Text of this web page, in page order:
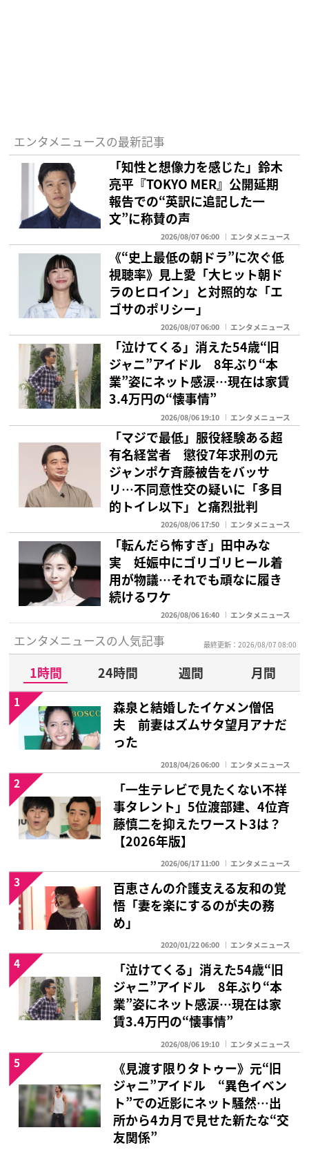
エンタメニュースの最新記事
「知性と想像力を感じた」鈴木
亮平『TOKYO MER』公開延期
報告での“英訳に追記した一
文”に称賛の声
2026/08/07 06:00 エンタメニュース
《“史上最低の朝ドラ”に次ぐ低
視聴率》見上愛「大ヒット朝ド
ラのヒロイン」と対照的な「エ
ゴサのポリシー」
2026/08/07 06:00 エンタメニュース
「泣けてくる」消えた54歳“旧
ジャニ”アイドル 8年ぶり“本
業”姿にネット感涙…現在は家賃
3.4万円の“懐事情”
2026/08/06 19:10 エンタメニュース
「マジで最低」服役経験ある超
有名経営者 懲役7年求刑の元
ジャンポケ斉藤被告をバッサ
リ…不同意性交の疑いに「多目
的トイレ以下」と痛烈批判
2026/08/06 17:50 エンタメニュース
「転んだら怖すぎ」田中みな
実 妊娠中にゴリゴリヒール着
用が物議…それでも頑なに履き
続けるワケ
2026/08/06 16:40 エンタメニュース
エンタメニュースの人気記事 最終更新：2026/08/07 08:00
1時間 24時間 週間
月間
森泉と結婚したイケメン僧侶
夫 前妻はズムサタ望月アナだ
った
2018/04/26 06:00 エンタメニュース
1
「一生テレビで見たくない不祥
事タレント」5位渡部建、4位斉
藤慎二を抑えたワースト3は？
【2026年版】
2026/06/17 11:00 エンタメニュース
2
百恵さんの介護支える友和の覚
悟「妻を楽にするのが夫の務
め」
2020/01/22 06:00 エンタメニュース
3
「泣けてくる」消えた54歳“旧
ジャニ”アイドル 8年ぶり“本
業”姿にネット感涙…現在は家
賃3.4万円の“懐事情”
2026/08/06 19:10 エンタメニュース
4
《見渡す限りタトゥー》元“旧
ジャニ”アイドル “異色イベン
ト”での近影にネット騒然…出
所から4カ月で見せた新たな“交
友関係”
5